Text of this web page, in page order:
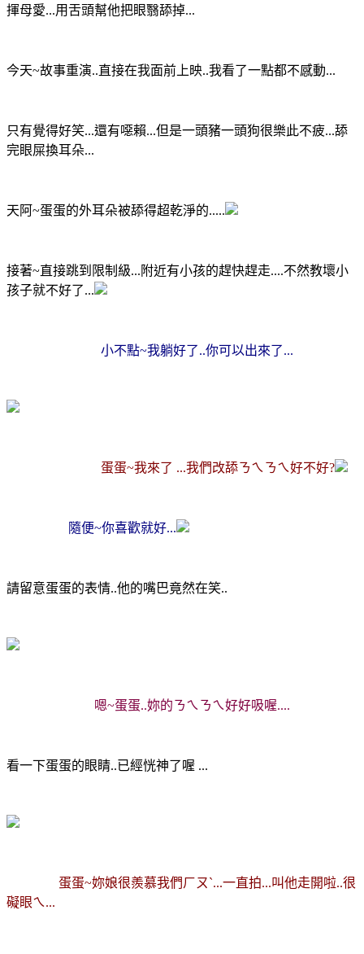
揮母愛...用舌頭幫他把眼翳舔掉...
今天~故事重演..直接在我面前上映..我看了一點都不感動...
只有覺得好笑...還有噁賴...但是一頭豬一頭狗很樂此不疲...舔
完眼屎換耳朵...
天阿~蛋蛋的外耳朵被舔得超乾淨的.....
接著~直接跳到限制級...附近有小孩的趕快趕走....不然教壞小
孩子就不好了...
小不點~我躺好了..你可以出來了...
蛋蛋~我來了 ...我們改舔ㄋㄟㄋㄟ好不好?
隨便~你喜歡就好...
請留意蛋蛋的表情..他的嘴巴竟然在笑..
嗯~蛋蛋..妳的ㄋㄟㄋㄟ好好吸喔....
看一下蛋蛋的眼睛..已經恍神了喔 ...
蛋蛋~妳娘很羨慕我們ㄏㄡˋ...一直拍...叫他走開啦..很
礙眼ㄟ...